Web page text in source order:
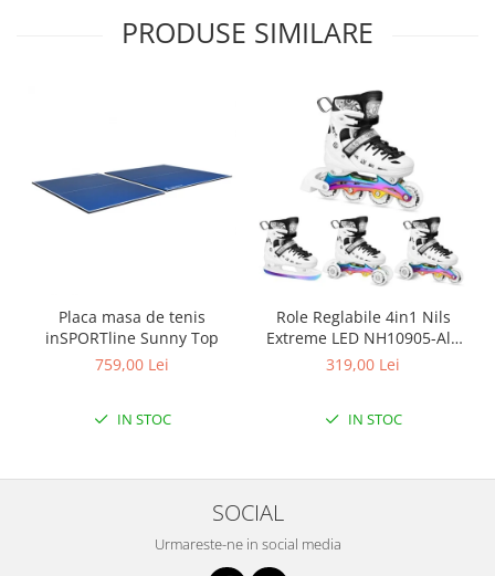
PRODUSE SIMILARE
Placa masa de tenis
inSPORTline Sunny Top
759,00 Lei
IN STOC
Role Reglabile 4in1 Nils
Extreme LED NH10905-Alb
curcubeu
319,00 Lei
IN STOC
SOCIAL
Urmareste-ne in social media